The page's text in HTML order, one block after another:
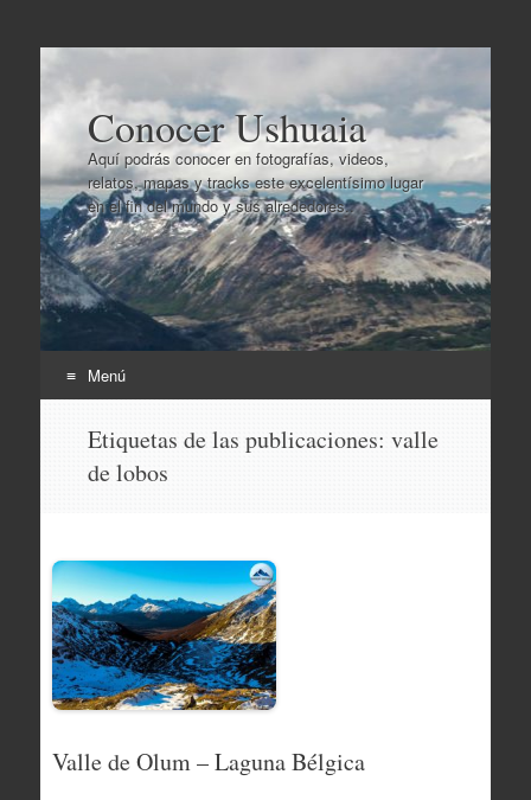
Conocer Ushuaia
Aquí podrás conocer en fotografías, videos,
relatos, mapas y tracks este excelentísimo lugar
en el fin del mundo y sus alrededores..
Menú
contenido
Etiquetas de las publicaciones: valle
de lobos
Valle de Olum – Laguna Bélgica